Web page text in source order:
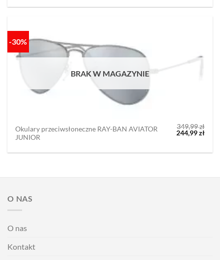
299,99 zł.
-30%
BRAK W MAGAZYNIE
Okulary przeciwsłoneczne RAY-BAN AVIATOR
JUNIOR
349,99zł
Pierwotna
cena
349,99 zł.
244,99zł
O NAS
O nas
Kontakt